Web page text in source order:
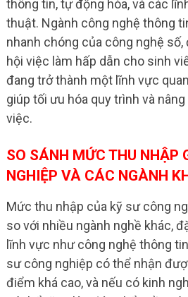
thông tin, tự động hóa, và các
thuật. Ngành công nghệ thông
nhanh chóng của công nghệ
hội việc làm hấp dẫn cho sinh
đang trở thành một lĩnh vực
giúp tối ưu hóa quy trình và
việc.
SO SÁNH MỨC THU NHẬP
NGHIỆP VÀ CÁC NGÀNH
Mức thu nhập của kỹ sư công
so với nhiều ngành nghề khác,
lĩnh vực như công nghệ thông
sư công nghiệp có thể nhận
điểm khá cao, và nếu có kinh